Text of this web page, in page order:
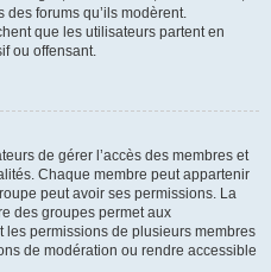
forums qu’ils modèrent.
que les utilisateurs partent en
ou offensant.
de gérer l’accès des membres et
Chaque membre peut appartenir
peut avoir ses permissions. La
des groupes permet aux
permissions de plusieurs membres
de modération ou rendre accessible